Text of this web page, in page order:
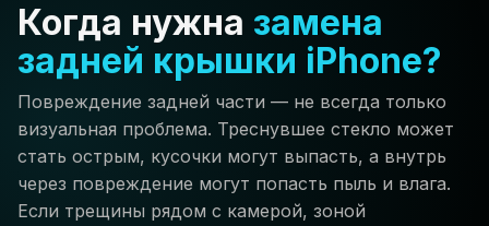
Когда нужна замена
задней крышки iPhone?
Повреждение задней части — не всегда только
визуальная проблема. Треснувшее стекло может
стать острым, кусочки могут выпасть, а внутрь
через повреждение могут попасть пыль и влага.
Если трещины рядом с камерой, зоной